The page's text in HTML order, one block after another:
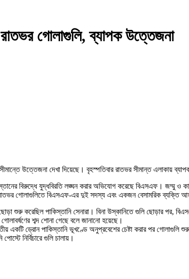
গোলাগুলি, ব্যাপক উত্তেজনা
উত্তেজনা দেখা দিয়েছে। বৃহস্পতিবার রাতভর সীমান্ত
বিরুদ্ধে যুদ্ধবিরতি লঙ্ঘন করার অভিযোগ করেছে বিএসএফ। জম্মু ও
রাতভর গোলাগুলিতে বিএসএফ-এর দুই সদস্য এবং একজন বেসামরিক ব্যক্তি
শুরু করেছিল পাকিস্তানি সেনারা। বিনা উস্কানিতে গুলি ছোড়ার পর,
শব্দ শোনা গেছে বলে জানানো হয়েছে।
একটি ড্রোন পাকিস্তানি ভূখণ্ডে অনুপ্রবেশের চেষ্টা করার পর
পোস্টে নির্বিচারে গুলি চালায়।